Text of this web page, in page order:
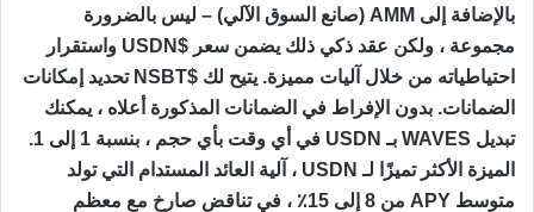
بالإضافة إلى AMM (صانع السوق الآلي) – ليس بالضرورة
مجموعة ، ولكن عقد ذكي ذلك يضمن سعر $USDN واستقرار
احتياطياته من خلال آليات مميزة. يتيح لك $NSBT تحديد إمكانات
الضمانات. بدون الإفراط في الضمانات المذكورة أعلاه ، يمكنك
تبديل WAVES بـ USDN في أي وقت بأي حجم ، بنسبة 1 إلى 1.
الميزة الأكثر تميزًا لـ USDN ، آلية العائد المستدام التي تولد
متوسط ​​APY من 8 إلى 15٪ ، في تناقض صارخ مع معظم